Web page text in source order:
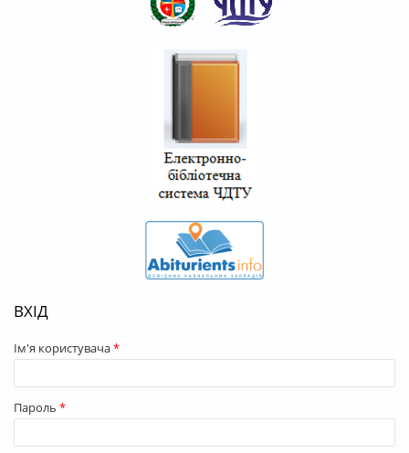
ВХІД
Ім'я користувача*
Пароль *